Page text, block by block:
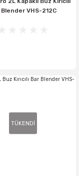
Blender VHS-212C
TÜKENDİ